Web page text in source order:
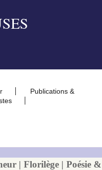
Publications &
| Florilège | Poésie &